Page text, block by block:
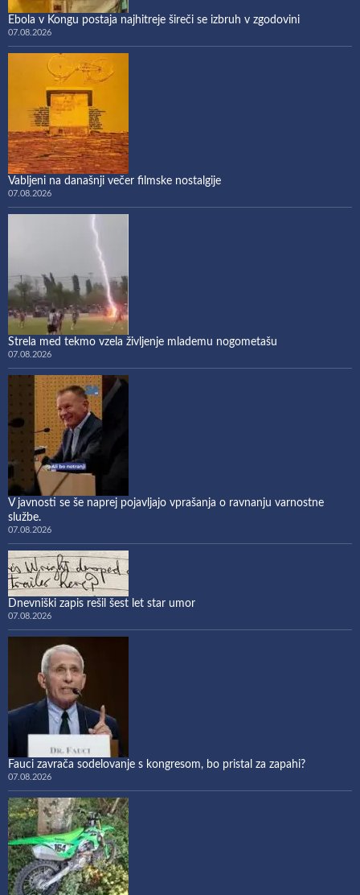
Ebola v Kongu postaja najhitreje šireči se izbruh v zgodovini
07.08.2026
Vabljeni na današnji večer filmske nostalgije
07.08.2026
Strela med tekmo vzela življenje mlademu nogometašu
07.08.2026
V javnosti se še naprej pojavljajo vprašanja o ravnanju varnostne
službe.
07.08.2026
Dnevniški zapis rešil šest let star umor
07.08.2026
Fauci zavrača sodelovanje s kongresom, bo pristal za zapahi?
07.08.2026